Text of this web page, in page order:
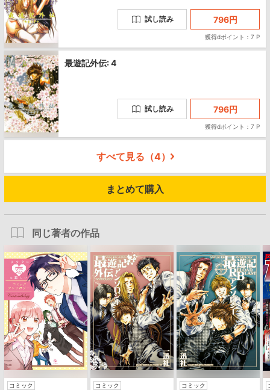
試し読み 796円
獲得dポイント：7 P
最遊記外伝: 4
試し読み 796円
獲得dポイント：7 P
すべて見る（4）
まとめて購入
同じ著者の作品
コミック コミック コミック